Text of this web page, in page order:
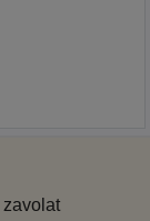
zavolat